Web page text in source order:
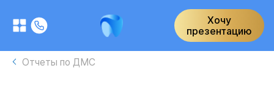
Хочу
презентацию
Отчеты по ДМС